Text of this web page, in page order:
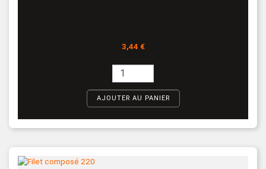
Prix
3,44 €
AJOUTER AU PANIER